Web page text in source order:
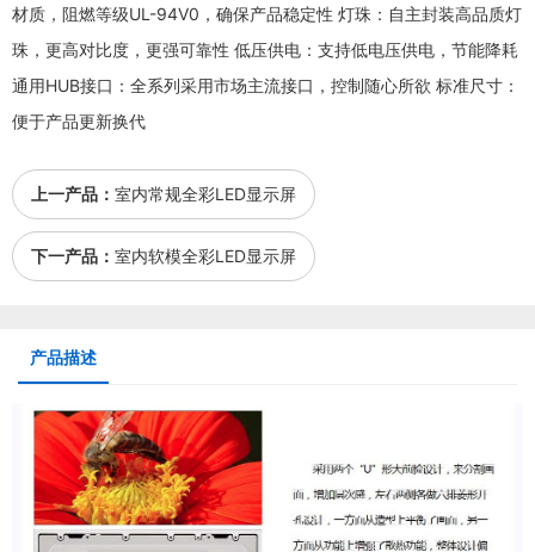
材质，阻燃等级UL-94V0，确保产品稳定性 灯珠：自主封装高品质灯
珠，更高对比度，更强可靠性 低压供电：支持低电压供电，节能降耗
通用HUB接口：全系列采用市场主流接口，控制随心所欲 标准尺寸：
便于产品更新换代
上一产品： 室内常规全彩LED显示屏
下一产品： 室内软模全彩LED显示屏
产品描述